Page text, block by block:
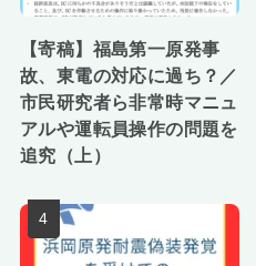
【寄稿】福島第一原発事
故、東電の対応に過ち？／
市民研究者ら非常時マニュ
アルや運転員操作の問題を
追究（上）